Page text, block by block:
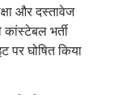
और दस्तावेज
भर्ती
पर घोषित किया